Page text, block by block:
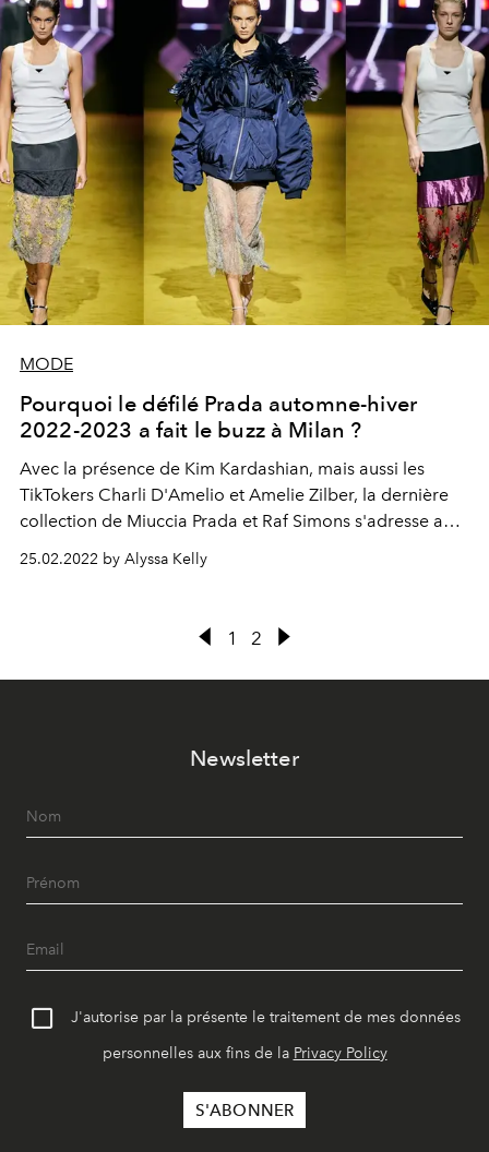
MODE
Pourquoi le défilé Prada automne-hiver
2022-2023 a fait le buzz à Milan ?
Avec la présence de Kim Kardashian, mais aussi les
TikTokers Charli D'Amelio et Amelie Zilber, la dernière
collection de Miuccia Prada et Raf Simons s'adresse aux
personnalités les plus branchées du moment.
25.02.2022 by Alyssa Kelly
1 2
Newsletter
J'autorise par la présente le traitement de mes données
personnelles aux fins de la Privacy Policy